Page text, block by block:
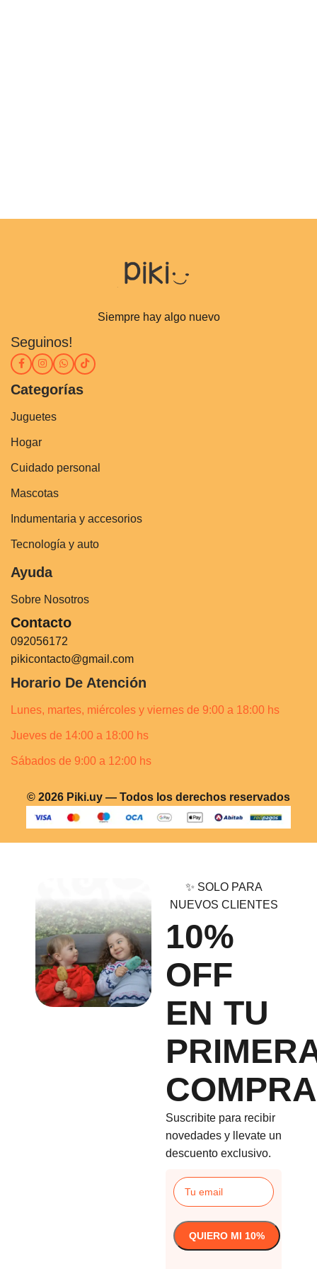
Siempre hay algo nuevo
Seguinos!
Categorías
Juguetes
Hogar
Cuidado personal
Mascotas
Indumentaria y accesorios
Tecnología y auto
Ayuda
Sobre Nosotros
Contacto
092056172
pikicontacto@gmail.com
Horario De Atención
Lunes, martes, miércoles y viernes de 9:00 a 18:00 hs
Jueves de 14:00 a 18:00 hs
Sábados de 9:00 a 12:00 hs
© 2026 Piki.uy — Todos los derechos reservados
✨ SOLO PARA
NUEVOS CLIENTES
10%
OFF
EN TU
COMPRA
Suscribite para recibir
novedades y llevate un
descuento exclusivo.